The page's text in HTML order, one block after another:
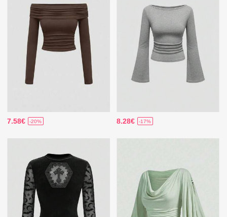
7.58€ -20% 8.28€ -17%